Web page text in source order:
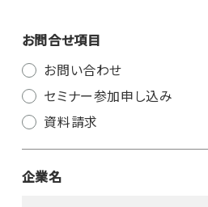
お問合せ項目
お問い合わせ
セミナー参加申し込み
資料請求
企業名